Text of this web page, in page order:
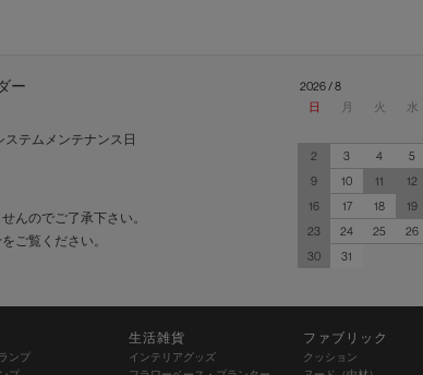
ー
ステムメンテナンス日
んのでご了承下さい。
をご覧ください。
2026 / 8
日
月 火 水
2
3 4 5
9
10 11 12
16
17 18 19
23
24 25 26
30
31
ンプ
生活雑貨
インテリアグッズ
ファブリック
クッション